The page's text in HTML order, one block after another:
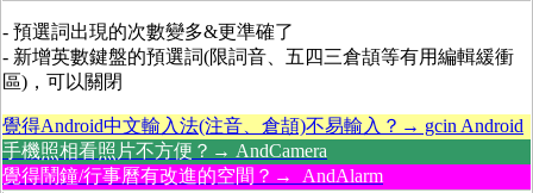
- 預選詞出現的次數變多&更準確了
- 新增英數鍵盤的預選詞(限詞音、五四三倉頡等有用編輯緩衝
區)，可以關閉
覺得Android中文輸入法(注音、倉頡)不易輸入？→ gcin Android
手機照相看照片不方便？→ AndCamera
覺得鬧鐘/行事曆有改進的空間？→ AndAlarm